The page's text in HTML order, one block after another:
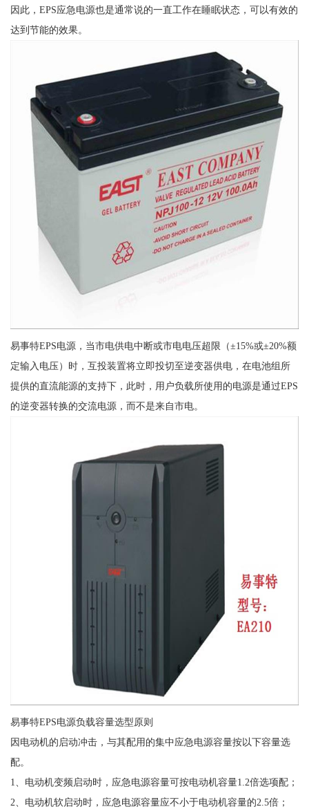
因此，EPS应急电源也是通常说的一直工作在睡眠状态，可以有效的
达到节能的效果。
易事特EPS电源，当市电供电中断或市电电压超限（±15%或±20%额
定输入电压）时，互投装置将立即投切至逆变器供电，在电池组所
提供的直流能源的支持下，此时，用户负载所使用的电源是通过EPS
的逆变器转换的交流电源，而不是来自市电。
易事特EPS电源负载容量选型原则
因电动机的启动冲击，与其配用的集中应急电源容量按以下容量选
配。
1、电动机变频启动时，应急电源容量可按电动机容量1.2倍选项配；
2、电动机软启动时，应急电源容量应不小于电动机容量的2.5倍；